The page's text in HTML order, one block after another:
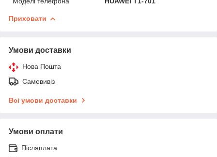
Приховати
Умови доставки
Нова Пошта
Самовивіз
Всі умови доставки
Умови оплати
Післяплата